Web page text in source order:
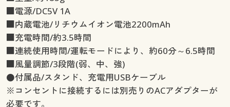
■電源/DC5V 1A
■内蔵電池/リチウムイオン電池2200mAh
■充電時間/約3.5時間
■連続使用時間/運転モードにより、約60分～6.5時間
■風量調節/3段階(弱、中、強)
●付属品/スタンド、充電用USBケーブル
※コンセントに接続するには別売りのACアダプターが
必要です。